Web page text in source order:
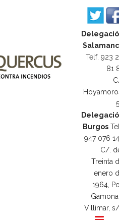
Telf. 923
81
Burgos
947 076
C/.
Treinta
enero
1964,
Villimar,